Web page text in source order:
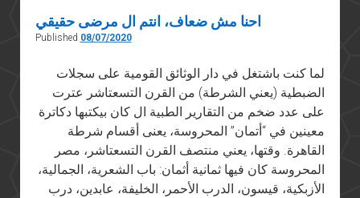
احنا مش ضعاف، انتم ال مرضى حقيقي
Published 08/07/2020
لما كنت باشتغل في دار الوثائق القومية على سجلات
الضبطية (يعني الشرطة) من القرن التسعتاشر عترت
على عدد ضخم من التقارير الطبية ال كان بيكتبها دكاترة
معينين في “أتمان” المحروسة، يعنى أقسام شرطة
القاهرة. وقتها، يعني منتصف القرن التسعتاشر، مصر
المحروسة كان فيها ثمانية أثمان: باب الشعرية، الجمالية،
الأزبكية، قيسون، الدرب الأحمر، الخليفة، عابدين، درب